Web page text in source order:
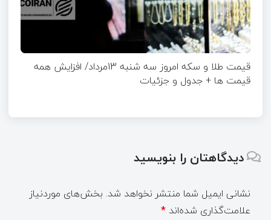
قیمت طلا و سکه امروز سه شنبه 13مرداد/ افزایش همه
قیمت ها + جدول و جزئیات
دیدگاهتان را بنویسید
نشانی ایمیل شما منتشر نخواهد شد. بخش‌های موردنیاز
علامت‌گذاری شده‌اند *